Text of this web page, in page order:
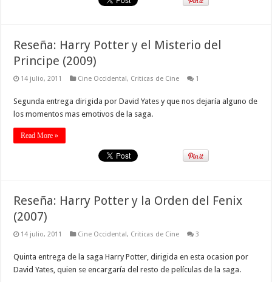
Reseña: Harry Potter y el Misterio del
Principe (2009)
14 julio, 2011 Cine Occidental, Criticas de Cine 1
Segunda entrega dirigida por David Yates y que nos dejaría alguno de
los momentos mas emotivos de la saga.
Read More »
Reseña: Harry Potter y la Orden del Fenix
(2007)
14 julio, 2011 Cine Occidental, Criticas de Cine 3
Quinta entrega de la saga Harry Potter, dirigida en esta ocasion por
David Yates, quien se encargaría del resto de películas de la saga.